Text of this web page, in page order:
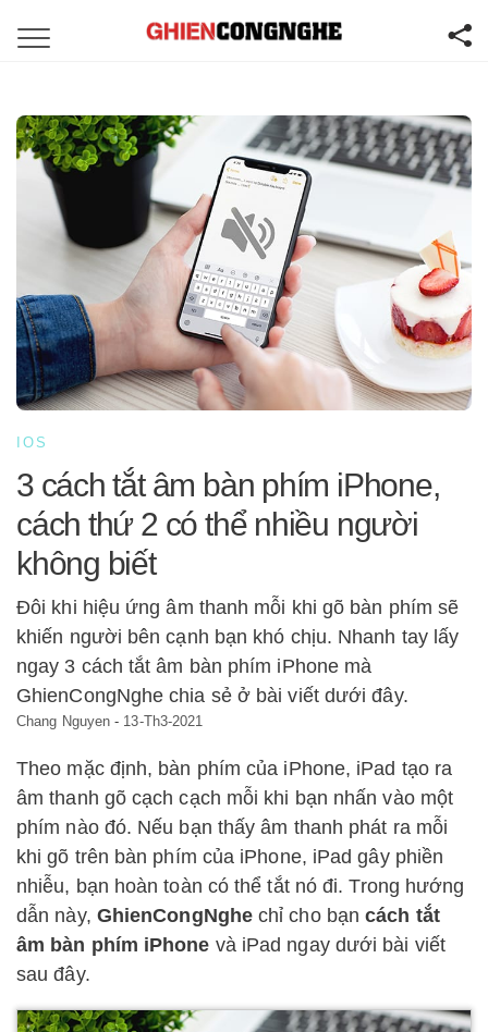
IOS
3 cách tắt âm bàn phím iPhone,
cách thứ 2 có thể nhiều người
không biết
Đôi khi hiệu ứng âm thanh mỗi khi gõ bàn phím sẽ
khiến người bên cạnh bạn khó chịu. Nhanh tay lấy
ngay 3 cách tắt âm bàn phím iPhone mà
GhienCongNghe chia sẻ ở bài viết dưới đây.
Chang Nguyen - 13-Th3-2021
Theo mặc định, bàn phím của iPhone, iPad tạo ra
âm thanh gõ cạch cạch mỗi khi bạn nhấn vào một
phím nào đó. Nếu bạn thấy âm thanh phát ra mỗi
khi gõ trên bàn phím của iPhone, iPad gây phiền
nhiễu, bạn hoàn toàn có thể tắt nó đi. Trong hướng
dẫn này, GhienCongNghechỉ cho bạncách tắt
âm bàn phím iPhone và iPad ngay dưới bài viết
sau đây.